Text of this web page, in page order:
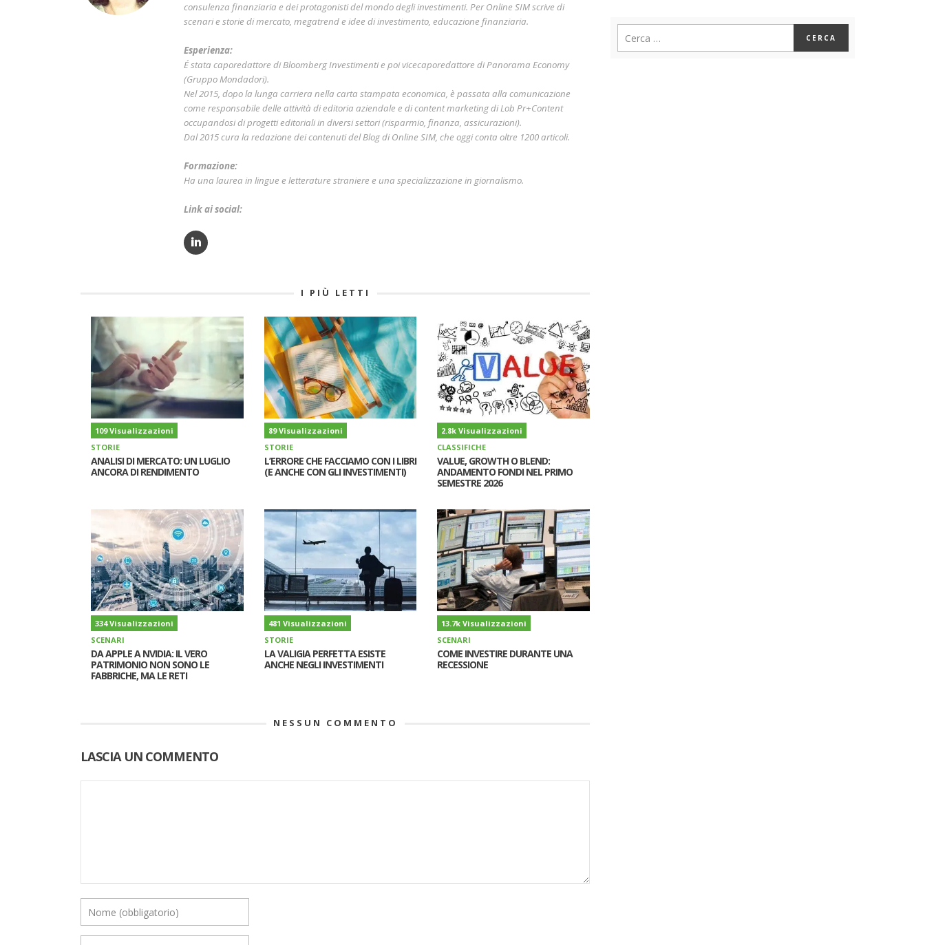
consulenza finanziaria e dei protagonisti del mondo degli investimenti. Per Online SIM scrive di
scenari e storie di mercato, megatrend e idee di investimento, educazione finanziaria.
Esperienza:
É stata caporedattore di Bloomberg Investimenti e poi vicecaporedattore di Panorama Economy
(Gruppo Mondadori).
Nel 2015, dopo la lunga carriera nella carta stampata economica, è passata alla comunicazione
come responsabile delle attività di editoria aziendale e di content marketing di Lob Pr+Content
occupandosi di progetti editoriali in diversi settori (risparmio, finanza, assicurazioni).
Dal 2015 cura la redazione dei contenuti del Blog di Online SIM, che oggi conta oltre 1200 articoli.
Formazione:
Ha una laurea in lingue e letterature straniere e una specializzazione in giornalismo.
Link ai social:
I PIÙ LETTI
109 Visualizzazioni
STORIE
ANALISI DI MERCATO: UN LUGLIO
ANCORA DI RENDIMENTO
89 Visualizzazioni
STORIE
L’ERRORE CHE FACCIAMO CON I LIBRI
(E ANCHE CON GLI INVESTIMENTI)
2.8k Visualizzazioni
CLASSIFICHE
VALUE, GROWTH O BLEND:
ANDAMENTO FONDI NEL PRIMO
SEMESTRE 2026
334 Visualizzazioni
SCENARI
DA APPLE A NVIDIA: IL VERO
PATRIMONIO NON SONO LE
FABBRICHE, MA LE RETI
481 Visualizzazioni
STORIE
LA VALIGIA PERFETTA ESISTE
ANCHE NEGLI INVESTIMENTI
13.7k Visualizzazioni
SCENARI
COME INVESTIRE DURANTE UNA
RECESSIONE
NESSUN COMMENTO
LASCIA UN COMMENTO